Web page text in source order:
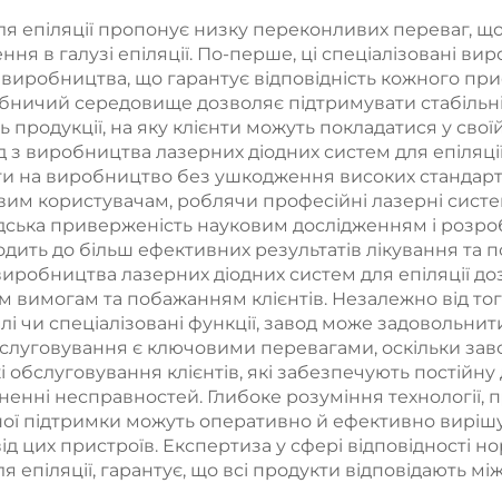
в 1» зі
та
600 Вт,
1800 Вт,
діодний
нм, 808
1064 нм
целюліту за
допомогою
діодного лазера
1060 нм,
призначений для
контурної корекції
та схуднення
епіляції пропонує низку переконливих переваг,
в галузі епіляції. По-перше, ці спеціалізовані
що гарантує відповідність кожного
середовище дозволяє підтримувати
на яку клієнти можуть покладатися у
виробництва лазерних діодних систем для
виробництво без ушкодження високих стандартів
користувачам, роблячи професійні лазерні
приверженість науковим дослідженням і
до більш ефективних результатів лікування
лазерних діодних систем для епіляції
та побажанням клієнтів. Незалежно від
чи спеціалізовані функції, завод може
є ключовими перевагами, оскільки
клієнтів, які забезпечують
несправностей. Глибоке розуміння
підтримки можуть оперативно й ефективно
цих пристроїв. Експертиза у сфері
гарантує, що всі продукти відповідають